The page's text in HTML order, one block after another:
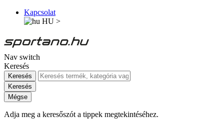
Kapcsolat
HU >
Nav switch
Keresés
Keresés
Keresés
Mégse
Adja meg a keresőszót a tippek megtekintéséhez.